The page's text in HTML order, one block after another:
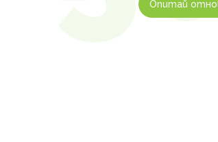
Опитай